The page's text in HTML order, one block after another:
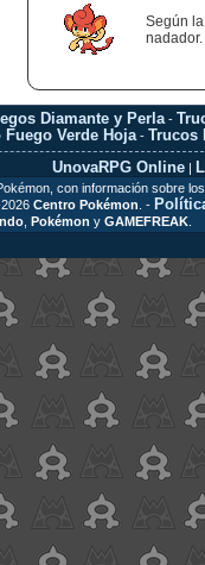
Según
nadador.
Diamante y Perla -
Verde Hoja -Trucos
UnovaRPG Online |
con información sobre
Centro Pokémon . -
, Pokémon y GAMEFREAK.